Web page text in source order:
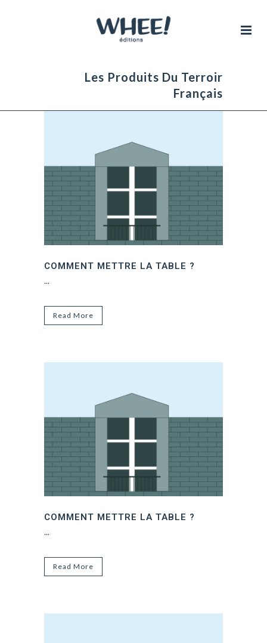
Les Produits Du Terroir
Français
COMMENT METTRE LA TABLE ?
...
Read More
COMMENT METTRE LA TABLE ?
...
Read More